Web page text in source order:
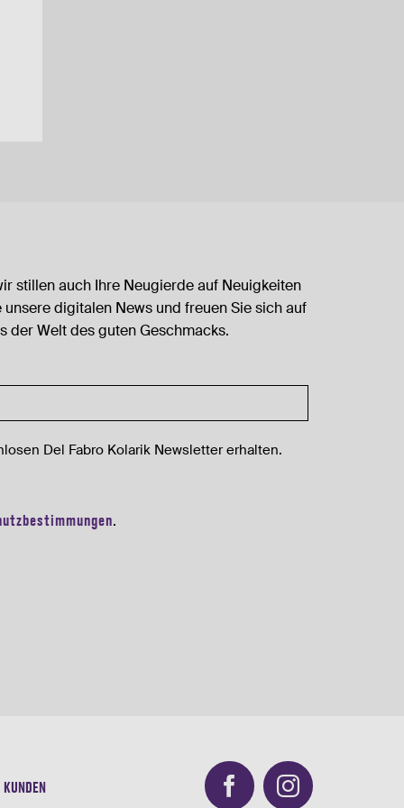
stillen auch Ihre Neugierde auf Neuigkeiten
digitalen News und freuen Sie sich auf
der Welt des guten Geschmacks.
Del Fabro Kolarik Newsletter erhalten.
.
KUNDEN